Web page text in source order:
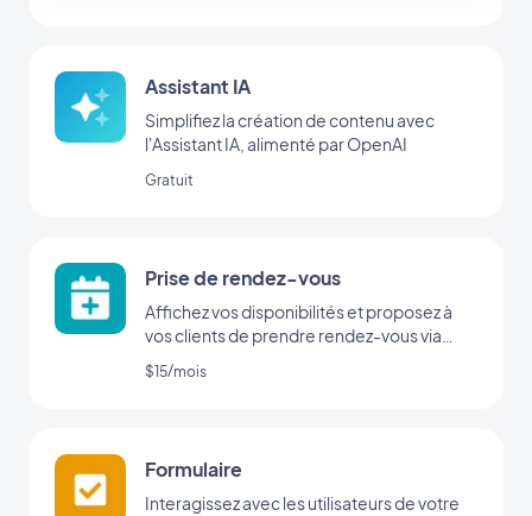
Assistant IA
Simplifiez la création de contenu avec
l'Assistant IA, alimenté par OpenAI
Gratuit
Prise de rendez-vous
Affichez vos disponibilités et proposez à
vos clients de prendre rendez-vous via
votre application
$15/mois
Formulaire
Interagissez avec les utilisateurs de votre